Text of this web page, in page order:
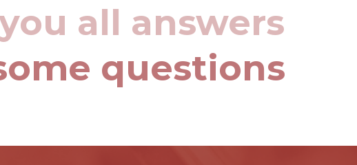
all answers
questions